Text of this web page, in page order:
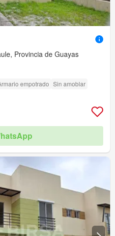
Provincia de Guayas
empotrado Sin amoblar